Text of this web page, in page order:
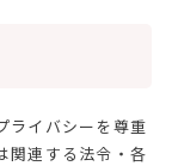
ライバシーを尊重
関連する法令・各